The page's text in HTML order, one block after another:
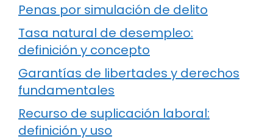
Penas por simulación de delito
Tasa natural de desempleo:
definición y concepto
Garantías de libertades y derechos
fundamentales
Recurso de suplicación laboral:
definición y uso